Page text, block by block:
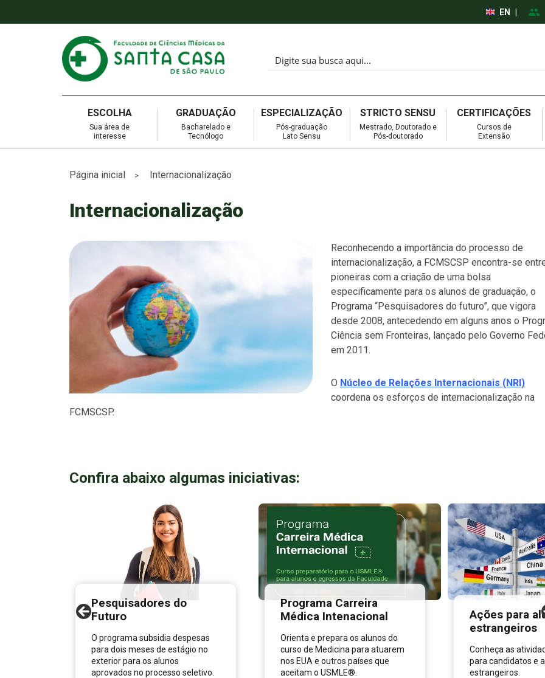
EN
ESCOLHA
Sua área de
interesse
GRADUAÇÃO
Bacharelado e
Tecnólogo
ESPECIALIZAÇÃO
Pós-graduação
Lato Sensu
STRICTO SENSU
Mestrado, Doutorado e
Pós-doutorado
CERTIFICAÇÕES
Cursos de
Extensão
Página inicial > Internacionalização
Internacionalização
Reconhecendo a importância do processo de
internacionalização, a FCMSCSP encontra-se
pioneiras com a criação de uma bolsa
especificamente para os alunos de graduação, o
Programa “Pesquisadores do futuro”, que vigora
desde 2008, antecedendo em alguns anos o
Ciência sem Fronteiras, lançado pelo Governo
em 2011.
O Núcleo de Relações Internacionais (NRI)
coordena os esforços de internacionalização na
FCMSCSP.
Confira abaixo algumas iniciativas:
Pesquisadores do
Futuro
O programa subsidia despesas
para dois meses de estágio no
exterior para os alunos
aprovados no processo seletivo.
Programa Carreira
Médica Intenacional
Orienta e prepara os alunos do
curso de Medicina para atuarem
nos EUA e outros países que
aceitam o USMLE®.
Ações para
estrangeiros
Conheça as
para candidatos e
estrangeiros.